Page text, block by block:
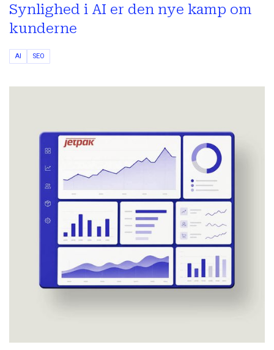
Synlighed i AI er den nye kamp om
kunderne
AI SEO